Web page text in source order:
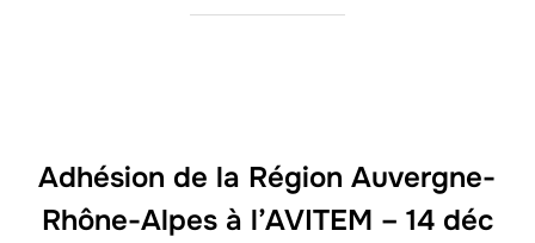
Adhésion de la Région Auvergne-
Rhône-Alpes à l’AVITEM – 14 déc